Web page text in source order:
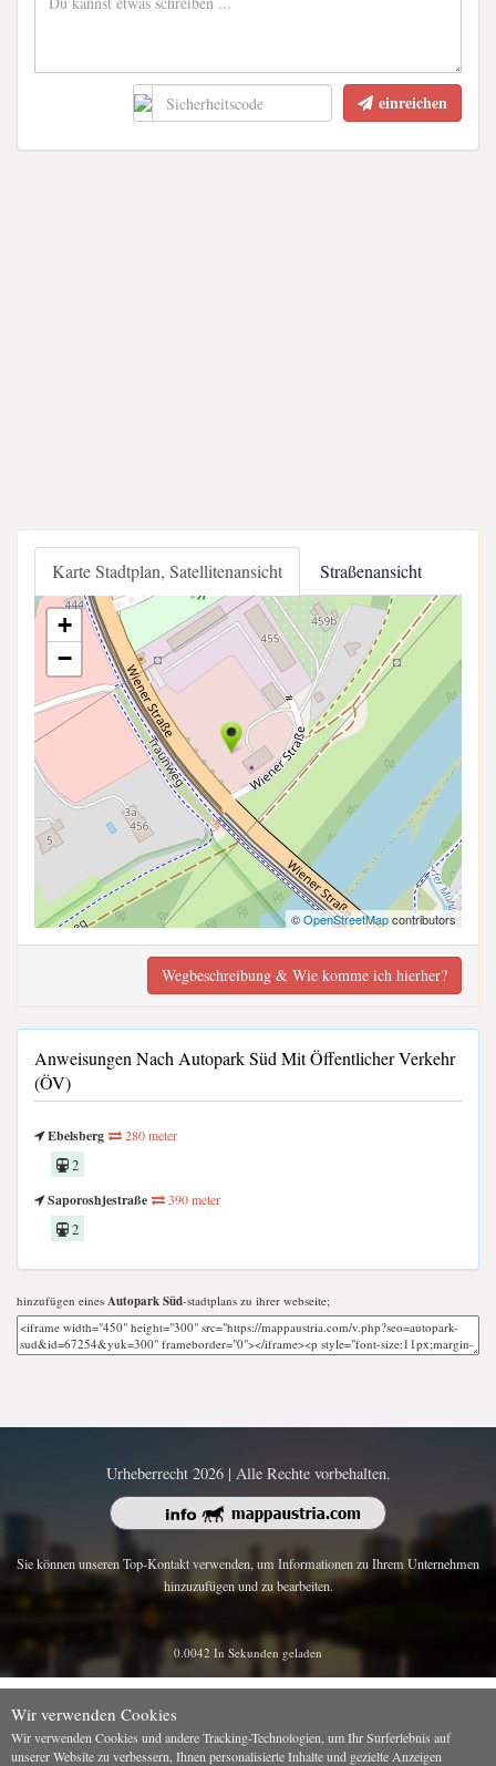
einreichen
Karte Stadtplan, Satellitenansicht Straßenansicht
+
−
©OpenStreetMapcontributors
Wegbeschreibung & Wie komme ich hierher?
Anweisungen Nach Autopark Süd Mit Öffentlicher Verkehr
(ÖV)
Ebelsberg 280 meter
2
Saporoshjestraße
390 meter
2
hinzufügen eines Autopark Süd-stadtplans zu ihrer webseite;
Urheberrecht 2026 | Alle Rechte vorbehalten.
Sie können unseren Top-Kontakt verwenden, um Informationen zu Ihrem Unternehmen
hinzuzufügen und zu bearbeiten.
0.0042 In Sekunden geladen
Wir verwenden Cookies
Wir verwenden Cookies und andere Tracking-Technologien, um Ihr Surferlebnis auf
unserer Website zu verbessern, Ihnen personalisierte Inhalte und gezielte Anzeigen